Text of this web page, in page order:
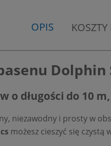
OPIS
Dolphin
o długości do 10
niezawodny i prosty w
możesz cieszyć się czystą